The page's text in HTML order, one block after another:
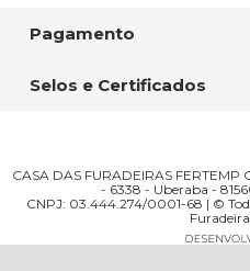
Pagamento
Selos e Certificados
CASA DAS FURADEIRAS
- 6338 - Uberaba -
CNPJ: 03.444.274/0001-68 | ©